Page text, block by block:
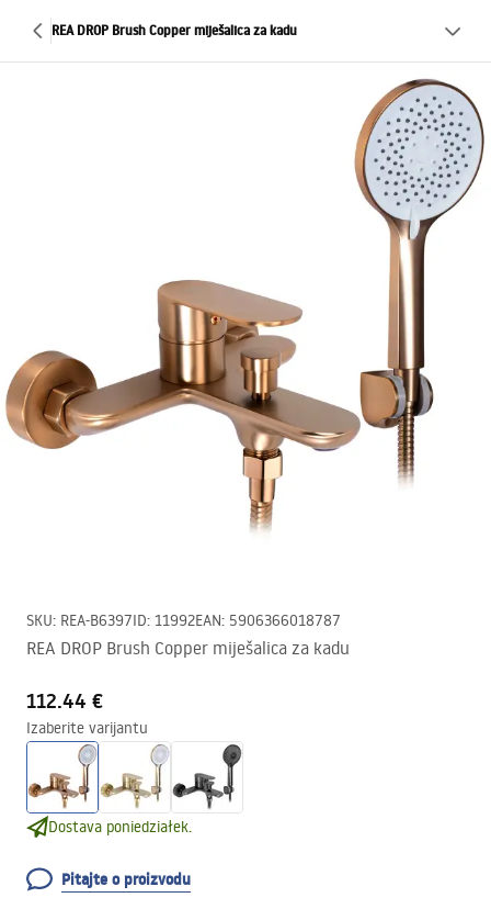
REA DROP Brush Copper miješalica za kadu
SKU: REA-B6397ID: 11992EAN: 5906366018787
REA DROP Brush Copper miješalica za kadu
112.44 €
Izaberite varijantu
Dostava poniedziałek.
Pitajte o proizvodu